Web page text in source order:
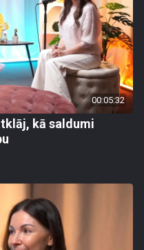
00:05:32
kā saldumi